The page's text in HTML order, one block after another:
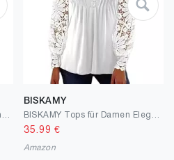
BISKAMY
35.99 €
Amazon